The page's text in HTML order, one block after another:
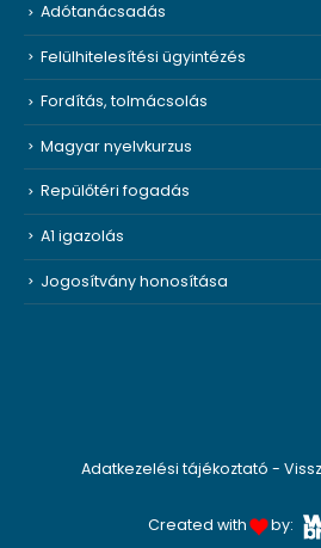
Adótanácsadás
Felülhitelesítési ügyintézés
Fordítás, tolmácsolás
Magyar nyelvkurzus
Repülőtéri fogadás
A1 igazolás
Jogosítvány honosítása
Adatkezelési tájékoztató -
Created with by: